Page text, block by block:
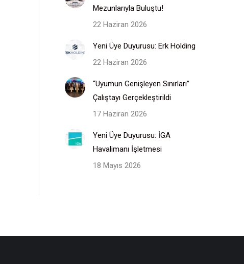
Mezunlarıyla Buluştu!
22 Haziran 2026
Yeni Üye Duyurusu: Erk Holding
22 Haziran 2026
“Uyumun Genişleyen Sınırları”
Çalıştayı Gerçekleştirildi
17 Haziran 2026
Yeni Üye Duyurusu: İGA
Havalimanı İşletmesi
18 Mayıs 2026